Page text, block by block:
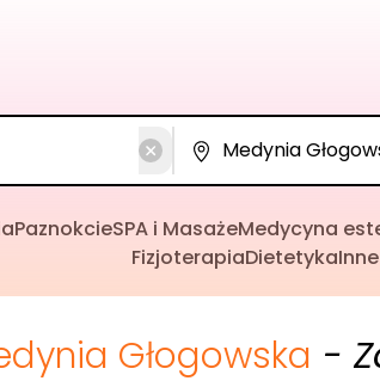
PaznokcieSPA i MasażeMedycyna
FizjoterapiaDietetykaInne
Głogowska -